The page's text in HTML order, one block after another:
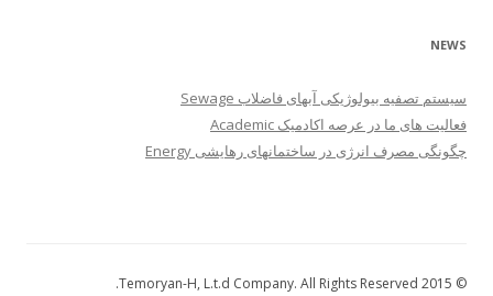
NEWS
سیستم تصفیه بیولوژیکی آبهای فاضلاب Sewage
فعالیت های ما در عرصه اکادمیک Academic
چگونگی مصرف انرژی در ساختمانهای رهایشی Energy
© 2015 Temoryan-H, L.t.d Company. All Rights Reserved.